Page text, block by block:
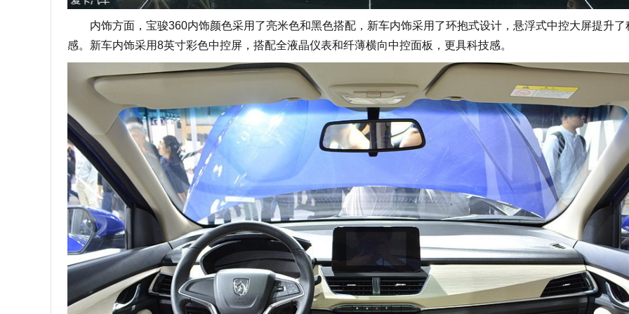
内饰方面，宝骏360内饰颜色采用了亮米色和黑色搭配，新车内饰采用了环抱式设计，悬浮式中控大屏提升了
感。新车内饰采用8英寸彩色中控屏，搭配全液晶仪表和纤薄横向中控面板，更具科技感。